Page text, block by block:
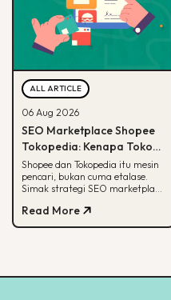
ALL ARTICLE
06 Aug 2026
SEO Marketplace Shopee
Tokopedia: Kenapa Toko
Online-mu Perlu Lebih dari
Sekadar Etalase
Shopee dan Tokopedia itu mesin
pencari, bukan cuma etalase.
Simak strategi SEO marketplace
produkmu lebih mudah
ditemukan.
Read More